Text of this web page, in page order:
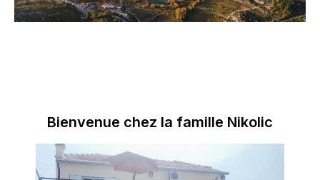
Bienvenue chez la famille Nikolic